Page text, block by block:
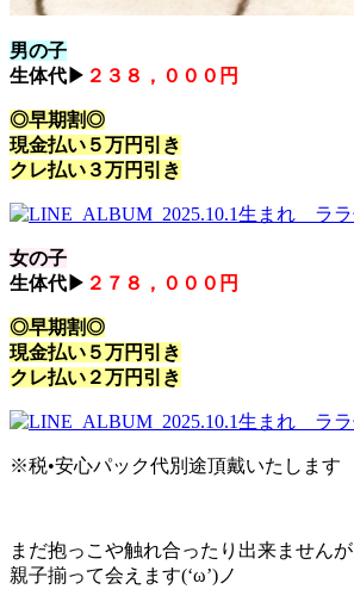
男の子
生体代▶ ２３８，０００円
◎早期割◎
現金払い５万円引き
クレ払い３万円引き
女の子
生体代▶ ２７８，０００円
◎早期割◎
現金払い５万円引き
クレ払い２万円引き
※税•安心パック代別途頂戴いたします
まだ抱っこや触れ合ったり出来ませんが
親子揃って会えます(‘ω’)ノ